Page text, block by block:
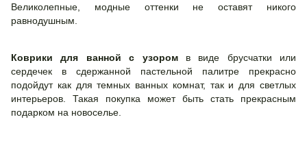
Великолепные, модные оттенки не оставят никого
равнодушным.
Коврики для ванной с узоромв виде брусчатки или
сердечек в сдержанной пастельной палитре прекрасно
подойдут как для темных ванных комнат, так и для светлых
интерьеров. Такая покупка может быть стать прекрасным
подарком на новоселье.